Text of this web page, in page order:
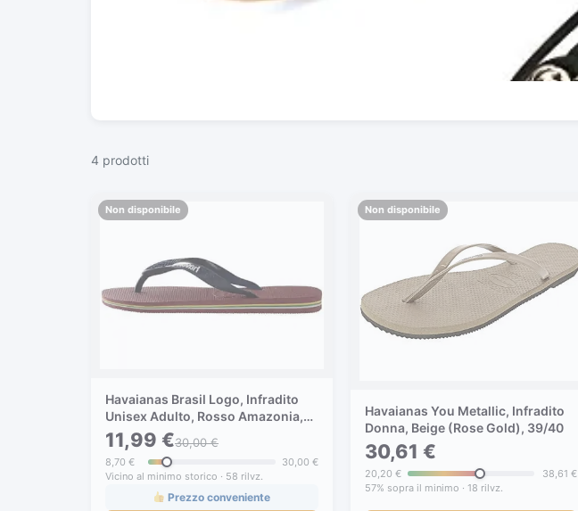
4 prodotti
Non disponibile
Havaianas Brasil Logo, Infradito
Unisex Adulto, Rosso Amazonia,
45/46
11,99 €30,00 €
8,70 €
30,00 €
Vicino al minimo storico · 58 rilvz.
Prezzo conveniente
Non disponibile
Havaianas You Metallic, Infradito
Donna, Beige (Rose Gold), 39/40
30,61 €
20,20 €
38,61 €
57% sopra il minimo · 18 rilvz.